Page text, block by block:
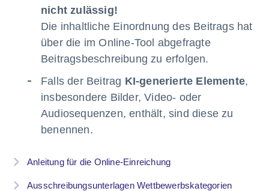
nicht zulässig!
Die inhaltliche Einordnung des Beitrags hat
über die im Online-Tool abgefragte
Beitragsbeschreibung zu erfolgen.
Falls der Beitrag KI-generierte Elemente,
insbesondere Bilder, Video- oder
Audiosequenzen, enthält, sind diese zu
benennen.
Anleitung für die Online-Einreichung
Ausschreibungsunterlagen Wettbewerbskategorien